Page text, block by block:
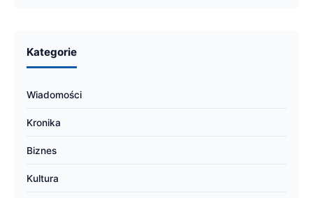
Kategorie
Wiadomości
Kronika
Biznes
Kultura